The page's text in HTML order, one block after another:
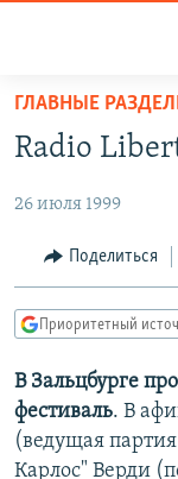
доступа
содержанию
Вернутся
навигации
Вернутся
поиску
ПРОГРАММЫ
АВТОРСКИЕ
ЦИТАТЫ
КУЛЬТУРА
IDEL.РЕАЛИИ
КАВКАЗ.РЕАЛИИ
СЕВЕР.РЕАЛИИ
ГЛАВНЫЕ
Radio
26 июля 1999
Поделиться
Приоритетный
В Зальцбурге
фестиваль. В
(ведущая
Карлос" Верди